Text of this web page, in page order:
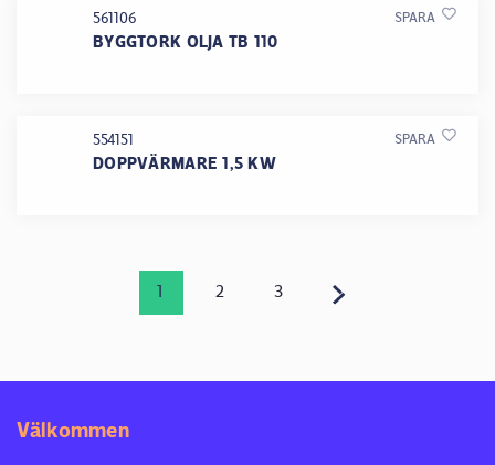
561106
BYGGTORK OLJA TB 110
SPARA
554151
DOPPVÄRMARE 1,5 KW
SPARA
1 2 3
Välkommen